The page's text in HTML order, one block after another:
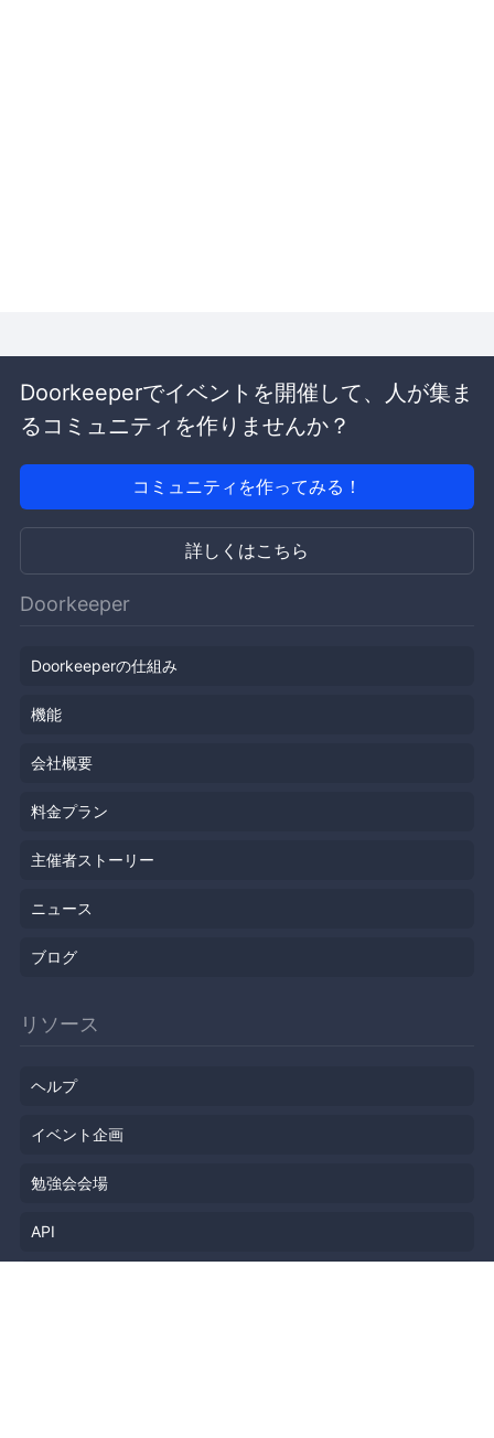
Doorkeeperでイベントを開催して、人が集ま
るコミュニティを作りませんか？
コミュニティを作ってみる！
詳しくはこちら
Doorkeeper
Doorkeeperの仕組み
機能
会社概要
料金プラン
主催者ストーリー
ニュース
ブログ
リソース
ヘルプ
イベント企画
勉強会会場
API